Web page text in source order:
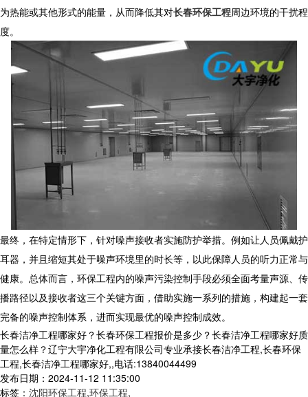
为热能或其他形式的能量，从而降低其对长春环保工程周边环境的干扰程
度。
最终，在特定情形下，针对噪声接收者实施防护举措。例如让人员佩戴护
耳器，并且缩短其处于噪声环境里的时长等，以此保障人员的听力正常与
健康。总体而言， 环保工程内的噪声污染控制手段必须全面考量声源、传
播路径以及接收者这三个关键方面，借助实施一系列的措施，构建起一套
完备的噪声控制体系，进而实现最优的噪声控制成效。
长春洁净工程哪家好？长春环保工程报价是多少？长春洁净工程哪家好质
量怎么样？辽宁大宇净化工程有限公司专业承接长春洁净工程,长春环保
工程,长春洁净工程哪家好,,电话:13840044499
发布日期：2024-11-12 11:35:00
标签： 沈阳环保工程,环保工程,